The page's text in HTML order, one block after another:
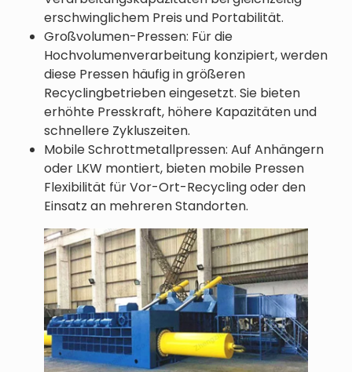
erschwinglichem Preis und Portabilität.
Großvolumen-Pressen: Für die
Hochvolumenverarbeitung konzipiert, werden
diese Pressen häufig in größeren
Recyclingbetrieben eingesetzt. Sie bieten
erhöhte Presskraft, höhere Kapazitäten und
schnellere Zykluszeiten.
Mobile Schrottmetallpressen: Auf Anhängern
oder LKW montiert, bieten mobile Pressen
Flexibilität für Vor-Ort-Recycling oder den
Einsatz an mehreren Standorten.